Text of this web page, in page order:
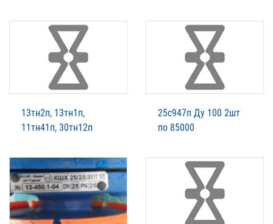
13тн2п, 13тн1п,
11тн41п, 30тн12п
25с947п Ду 100 2шт
по 85000